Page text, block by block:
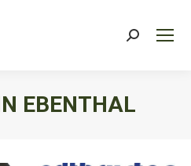
Search:
EBENTHAL